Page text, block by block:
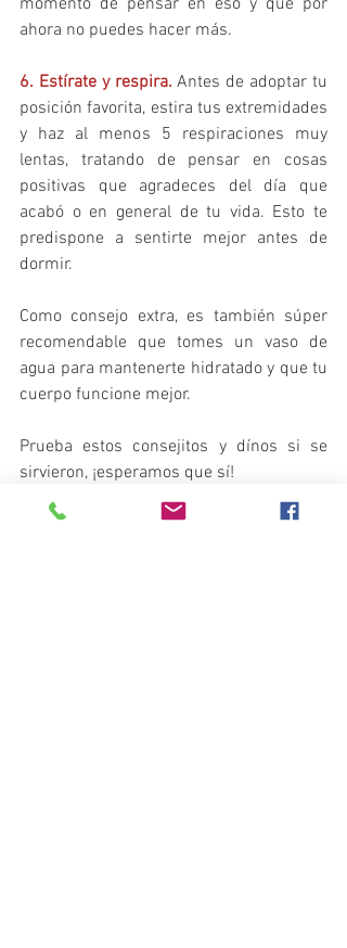
momento de pensar en eso y que por
ahora no puedes hacer más.
6. Estírate y respira. Antes de adoptar tu
posición favorita, estira tus extremidades
y haz al menos 5 respiraciones muy
lentas, tratando de pensar en cosas
positivas que agradeces del día que
acabó o en general de tu vida. Esto te
predispone a sentirte mejor antes de
dormir.
Como consejo extra, es también súper
recomendable que tomes un vaso de
agua para mantenerte hidratado y que tu
cuerpo funcione mejor.
Prueba estos consejitos y dínos si se
sirvieron, ¡esperamos que sí!